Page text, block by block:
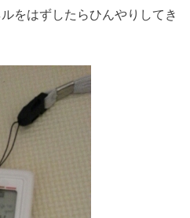
をはずしたらひんやりしてき